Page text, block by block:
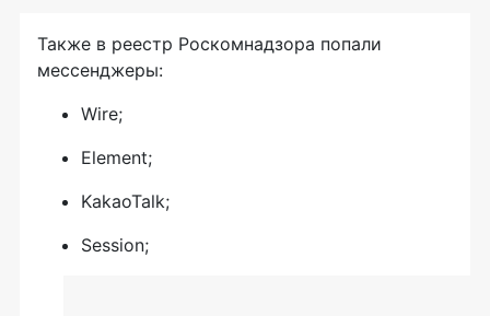
Также в реестр Роскомнадзора попали
мессенджеры:
Wire;
Element;
KakaoTalk;
Session;